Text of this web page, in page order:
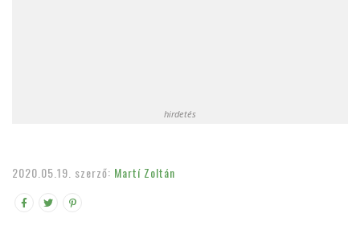
hirdetés
2020.05.19. szerző: Martí Zoltán